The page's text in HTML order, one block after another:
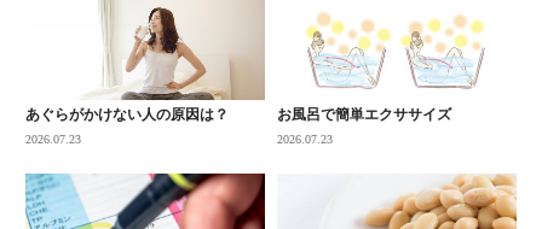
あぐらがかけない人の原因は？
2026.07.23
お風呂で簡単エクササイズ
2026.07.23